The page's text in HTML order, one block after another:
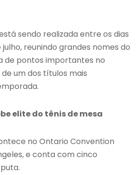
sendo realizada entre os dias
julho, reunindo grandes nomes do
de pontos importantes no
um dos títulos mais
elite do tênis de mesa
no Ontario Convention
e conta com cinco